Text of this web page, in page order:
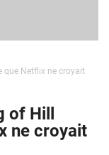
que Netflix ne croyait
of Hill
ne croyait